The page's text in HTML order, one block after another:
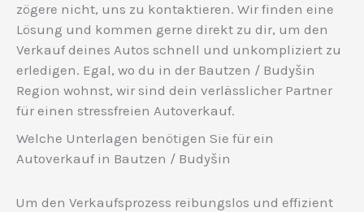
zögere nicht, uns zu kontaktieren. Wir finden eine
Lösung und kommen gerne direkt zu dir, um den
Verkauf deines Autos schnell und unkompliziert zu
erledigen. Egal, wo du in der Bautzen / Budyšin
Region wohnst, wir sind dein verlässlicher Partner
für einen stressfreien Autoverkauf.
Welche Unterlagen benötigen Sie für ein
Autoverkauf in Bautzen / Budyšin
Um den Verkaufsprozess reibungslos und effizient